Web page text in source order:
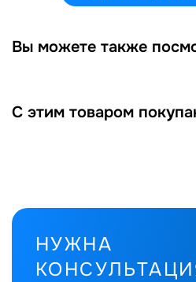
Вы можете также
С этим товаром
НУЖНА